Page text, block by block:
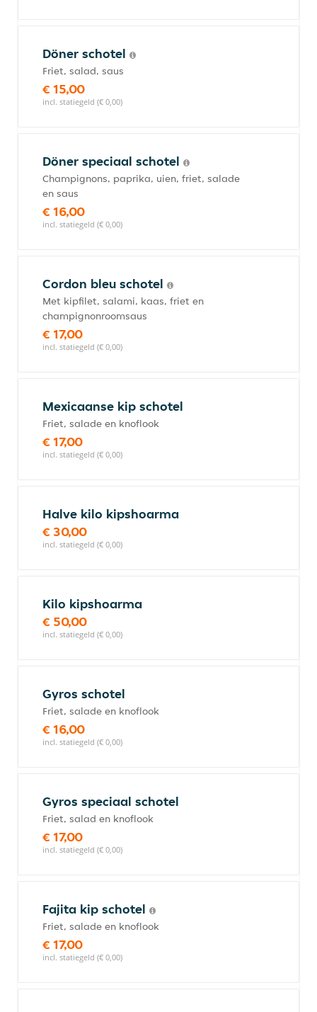
Döner schotel
Friet, salad, saus
€ 15,00
incl. statiegeld (€ 0,00)
Döner speciaal schotel
Champignons, paprika, uien, friet, salade
en saus
€ 16,00
incl. statiegeld (€ 0,00)
Cordon bleu schotel
Met kipfilet, salami, kaas, friet en
champignonroomsaus
€ 17,00
incl. statiegeld (€ 0,00)
Mexicaanse kip schotel
Friet, salade en knoflook
€ 17,00
incl. statiegeld (€ 0,00)
Halve kilo kipshoarma
€ 30,00
incl. statiegeld (€ 0,00)
Kilo kipshoarma
€ 50,00
incl. statiegeld (€ 0,00)
Gyros schotel
Friet, salade en knoflook
€ 16,00
incl. statiegeld (€ 0,00)
Gyros speciaal schotel
Friet, salad en knoflook
€ 17,00
incl. statiegeld (€ 0,00)
Fajita kip schotel
Friet, salade en knoflook
€ 17,00
incl. statiegeld (€ 0,00)